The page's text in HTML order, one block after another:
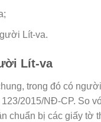
Lít-va.
Lít-va
trong đó có
2015/NĐ-CP. So
chuẩn bị các giấy